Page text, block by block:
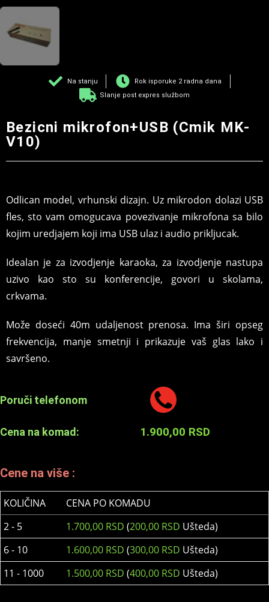
Na stanju
Rok isporuke 2 radna dana
Slanje post expres službom
Bezicni mikrofon+USB (Cmik MK-
V10)
Odlican model, vrhunski dizajn. Uz mikrodon dolazi USB
fles, sto vam omogucava povezivanje mikrofona sa bilo
kojim uredjajem koji ima USB ulaz i audio prikljucak.
Idealan je za izvodjenje karaoka, za izvodjenje nastupa
uzivo kao sto su konferencije, govori u skolama,
crkvama.
Može doseći 40m udaljenost prenosa. Ima širi opseg
frekvencija, manje smetnji i prikazuje vaš glas lako i
savršeno.
Poruči telefonom
Cena na komad: 1.900,00 RSD
Cene na više :
KOLIČINA
CENA PO KOMADU
2 - 5
1.700,00 RSD (200,00 RSD Ušteda)
6 - 10
1.600,00 RSD (300,00 RSD Ušteda)
11 - 1000
1.500,00 RSD (400,00 RSD Ušteda)